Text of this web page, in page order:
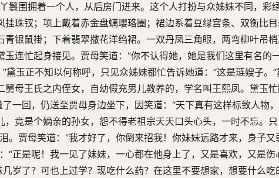
鬟围拥着一个人，从后房门进来。这个人打扮与众姊妹不同，彩
珠钗；项上戴着赤金盘螭璎珞圈；裙边系着豆绿宫条、双衡比
银鼠褂；下着翡翠撒花洋绉裙。一双丹凤三角眼，两弯柳叶吊梢
连忙起身接见。贾母笑道：“你不认得她，她是我们这里有名的
”黛玉正不知以何称呼，只见众姊妹都忙告诉她道：“这是琏嫂子。
母王氏之内侄女，自幼假充男儿教养的，学名叫王熙凤。黛玉
一回，仍送至贾母身边坐下，因笑道：“天下真有这样标致人物
竟是个嫡亲的孙女，怨不得老祖宗天天口头心头，一时不忘。
。贾母笑道：“我才好了，你倒来招我！你妹妹远路才来，身子
“正是呢！我一见了妹妹，一心都在他身上了，又是喜欢，又是
岁了？可也上过学？现吃什么药？在这里不要想家，想要什么吃